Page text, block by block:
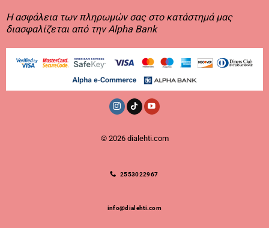
Η ασφάλεια των πληρωμών σας στο κατάστημά μας
διασφαλίζεται από την Alpha Bank
© 2026 dialehti.com
2553022967
info@dialehti.com